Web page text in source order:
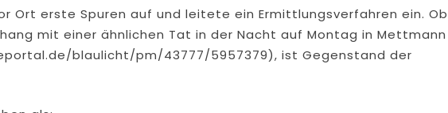
Ort erste Spuren auf und leitete ein Ermittlungsverfahren ein. Ob
mit einer ähnlichen Tat in der Nacht auf Montag in Mettmann
blaulicht/pm/43777/5957379), ist Gegenstand der